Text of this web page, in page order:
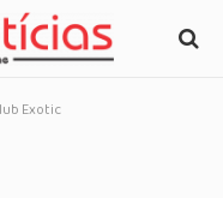
Exotic